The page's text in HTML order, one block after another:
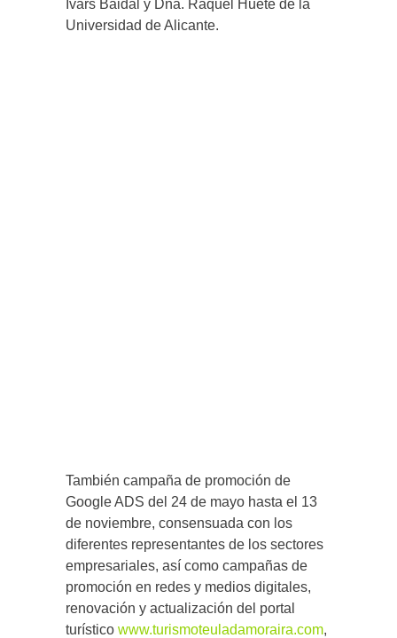
Ivars Baidal y Dña. Raquel Huete de la
Universidad de Alicante.
También campaña de promoción de
Google ADS del 24 de mayo hasta el 13
de noviembre, consensuada con los
diferentes representantes de los sectores
empresariales, así como campañas de
promoción en redes y medios digitales,
renovación y actualización del portal
turístico www.turismoteuladamoraira.com,